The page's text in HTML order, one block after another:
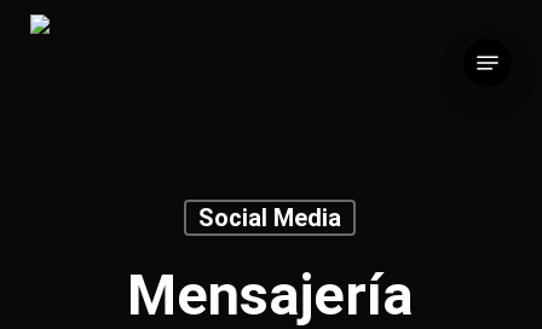
Skip
Social Media
Mensajería